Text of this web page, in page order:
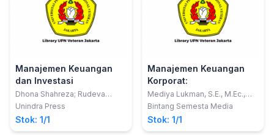
Manajemen Keuangan
dan Investasi
Dhona Shahreza; Rudeva
Juniawaty
Unindra Press
Stok: 1/1
Manajemen Keuangan
Korporat:
Mediya Lukman, S.E., M.Ec.,
Ph.D.
Bintang Semesta Media
Stok: 1/1